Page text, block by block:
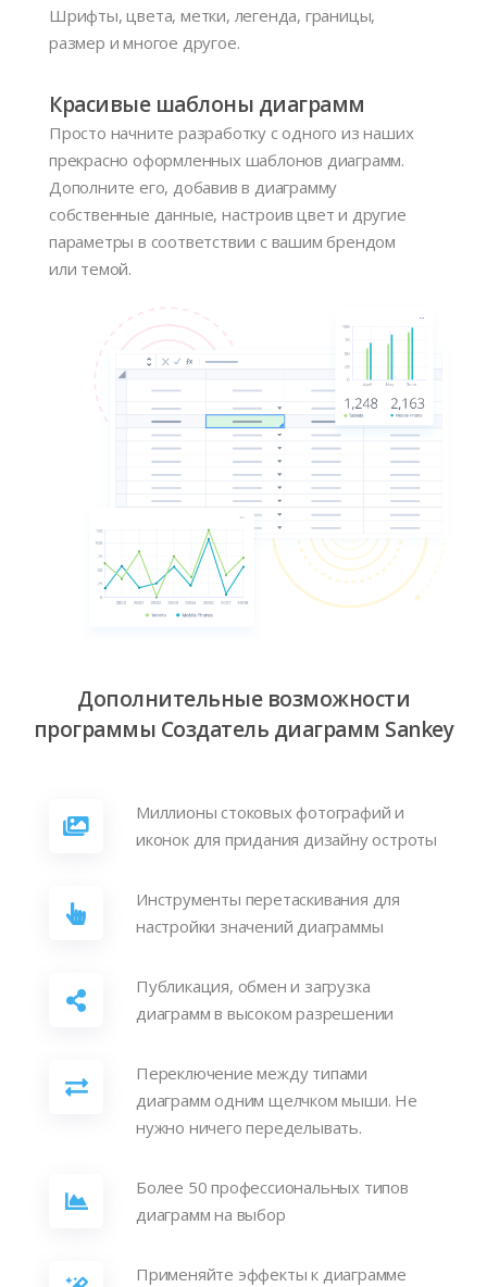
Шрифты, цвета, метки, легенда, границы,
размер и многое другое.
Красивые шаблоны диаграмм
Просто начните разработку с одного из наших
прекрасно оформленных шаблонов диаграмм.
Дополните его, добавив в диаграмму
собственные данные, настроив цвет и другие
параметры в соответствии с вашим брендом
или темой.
Дополнительные возможности
программы Создатель диаграмм Sankey
Миллионы стоковых фотографий и
иконок для придания дизайну остроты
Инструменты перетаскивания для
настройки значений диаграммы
Публикация, обмен и загрузка
диаграмм в высоком разрешении
Переключение между типами
диаграмм одним щелчком мыши. Не
нужно ничего переделывать.
Более 50 профессиональных типов
диаграмм на выбор
Применяйте эффекты к диаграмме